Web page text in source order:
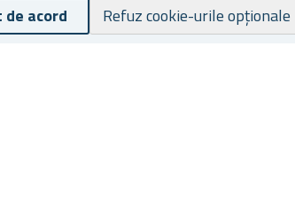
de acord
Refuz cookie-urile opționale
de livrare și plată
datelor cu caracter personal